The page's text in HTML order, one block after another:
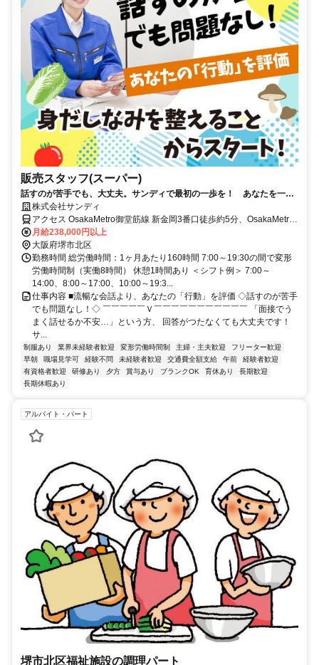
販売スタッフ(スーパー)
話すのが苦手でも、大丈夫。サンディで最初の一歩を！ あなたを一人
前に育てるまで、絶対に見捨てない安心の育成環境あり
株式会社サンディ
アクセス OsakaMetro御堂筋線 新金岡3番口徒歩約5分、OsakaMetro
御堂筋線 なかもず2番口徒歩約17分、南海高野線 中百舌鳥北出口徒
歩約19分 ※公共交通機関を利用した1時間半以内のエリア上記勤務地
以外での勤務の可能性あり。詳しくは面接にて。
月給238,000円以上
大阪府堺市北区
勤務時間 総労働時間：1ヶ月あたり160時間 7:00～19:30の間で変形
労働時間制（実働8時間） 休憩1時間あり ＜シフト例＞ 7:00～
14:00、8:00～17:00、10:00～19:3...
仕事内容 ■流暢な会話より、あなたの「行動」を評価 ◇話すのが苦手
でも問題なし！◇ ￣￣￣￣￣Ｖ￣￣￣￣￣￣￣￣￣￣￣ 「面接でう
まく話せるか不安…」という方、 回答がつたなくても大丈夫です！
サ...
制服あり 業界未経験者歓迎 変形労働時間制 主婦・主夫歓迎
フリーター歓迎
早朝
職場見学可 経験不問 未経験者歓迎 交通費全額支給 午前
経験者歓迎
有資格者歓迎
研修あり 夕方 賞与あり ブランクOK 育休あり
長期歓迎
長期休暇あり
アルバイト・パート
堺市北区福祉施設の調理パート